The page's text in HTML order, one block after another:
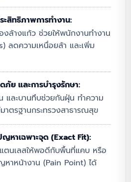
สิทธิภาพการทำงาน:
ล้างแก้ว ช่วยให้พนักงานทำงาน
ลดความเหนื่อยล้า และเพิ่ม
ย และการบำรุงรักษา:
และบานทึบช่วยกันฝุ่น ทำความ
าตรฐานกระทรวงสาธารณสุข
หาเฉพาะจุด (Exact Fit):
ตนเลสให้พอดีกับพื้นที่แคบ หรือ
าหน้างาน (Pain Point) ได้